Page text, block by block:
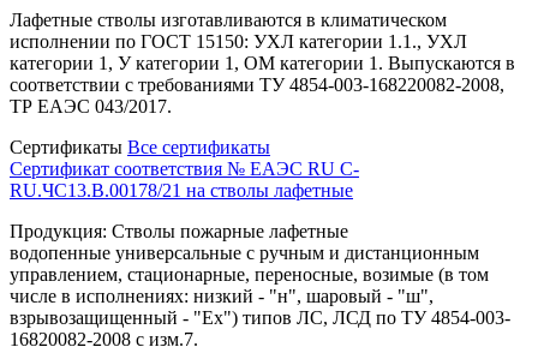
Лафетные стволы изготавливаются в климатическом
исполнении по ГОСТ 15150: УХЛ категории 1.1., УХЛ
категории 1, У категории 1, ОМ категории 1. Выпускаются в
соответствии с требованиями ТУ 4854-003-168220082-2008,
ТР ЕАЭС 043/2017.
Сертификаты Все сертификаты
Сертификат соответствия № ЕАЭС RU C-
RU.ЧС13.В.00178/21 на стволы лафетные
Продукция: Стволы пожарные лафетные
водопенные универсальные с ручным и дистанционным
управлением, стационарные, переносные, возимые (в том
числе в исполнениях: низкий - "н", шаровый - "ш",
взрывозащищенный - "Ех") типов ЛС, ЛСД по ТУ 4854-003-
16820082-2008 с изм.7.